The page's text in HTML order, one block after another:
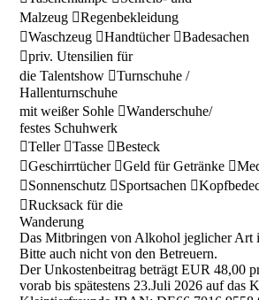
Malzeug Regenbekleidung
Waschzeug Handtücher Badesachen
priv. Utensilien für
die Talentshow Turnschuhe /
Hallenturnschuhe
mit weißer Sohle Wanderschuhe/
festes Schuhwerk
Teller Tasse Besteck
Geschirrtücher Geld für Getränke
Sonnenschutz Sportsachen
Rucksack für die
Wanderung
Das Mitbringen von Alkohol jeglicher Art
Bitte auch nicht von den Betreuern.
Der Unkostenbeitrag beträgt EUR 48,00
vorab bis spätestens 23.Juli 2026 auf das